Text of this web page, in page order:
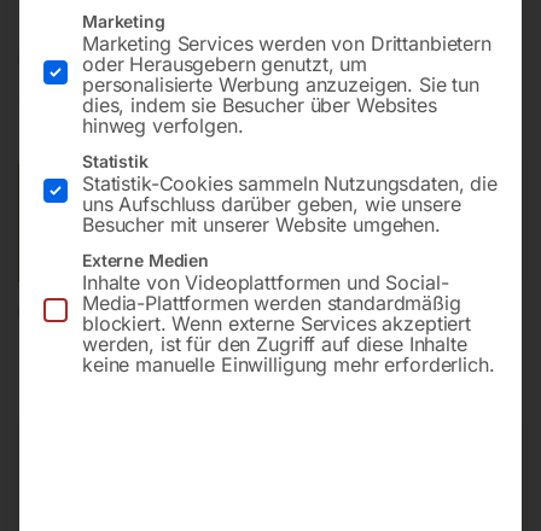
30,00
inkl. MwSt. zzgl.Versandkosten
Lieferzeit:ca. 2 - 3 Tage
Versandkosten Standard (Österreich): €10,00
Bitte beachten Sie: Die Versandkosten gelten für Österreich.
Andere Länder können abweichen.
In den Warenkorb
Marketing
Marketing Services werden von Drittanbietern
oder Herausgebern genutzt, um
personalisierte Werbung anzuzeigen. Sie tun
dies, indem sie Besucher über Websites
hinweg verfolgen.
Statistik
Statistik-Cookies sammeln Nutzungsdaten, die
uns Aufschluss darüber geben, wie unsere
Besucher mit unserer Website umgehen.
Externe Medien
Inhalte von Videoplattformen und Social-
Media-Plattformen werden standardmäßig
blockiert. Wenn externe Services akzeptiert
werden, ist für den Zugriff auf diese Inhalte
keine manuelle Einwilligung mehr erforderlich.